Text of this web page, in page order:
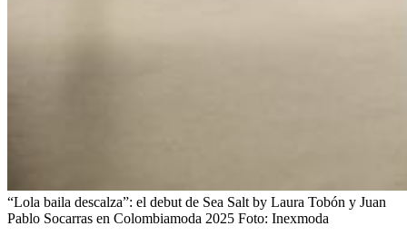
“Lola baila descalza”: el debut de Sea Salt by Laura Tobón y Juan
Pablo Socarras en Colombiamoda 2025 Foto: Inexmoda